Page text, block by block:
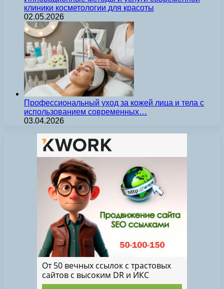
клиники косметологии для красоты
02.05.2026
Профессиональный уход за кожей лица и тела с
использованием современных…
03.04.2026